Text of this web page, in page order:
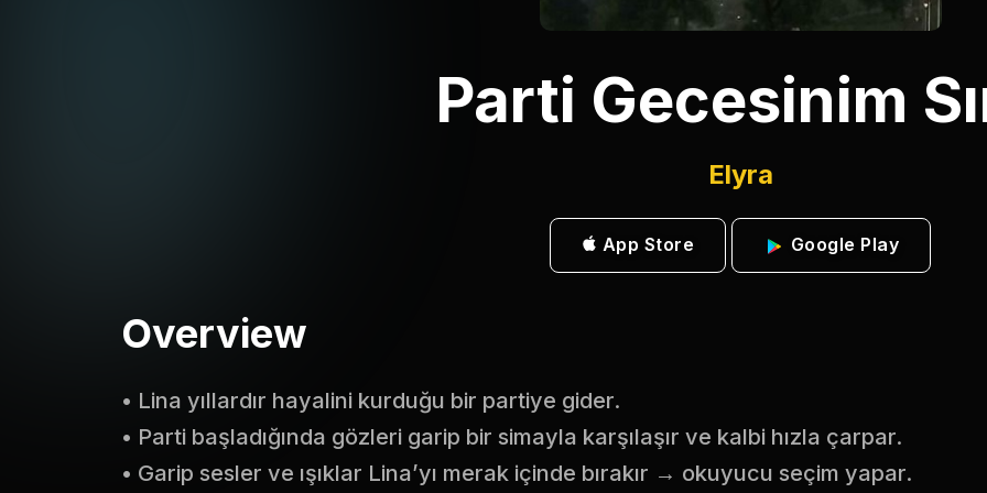
Parti Gecesinim
Elyra
App Store Google Play
Overview
• Lina yıllardır hayalini kurduğu bir partiye gider.
• Parti başladığında gözleri garip bir simayla karşılaşır ve kalbi hızla çarpar.
• Garip sesler ve ışıklar Lina’yı merak içinde bırakır → okuyucu seçim yapar.